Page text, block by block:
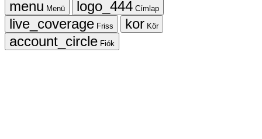
Menü
Címlap
Friss
Kör
Fiók